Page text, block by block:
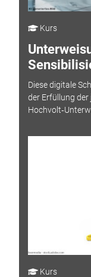
Kurs
Diese digitale
der Erfüllung der
Kurs